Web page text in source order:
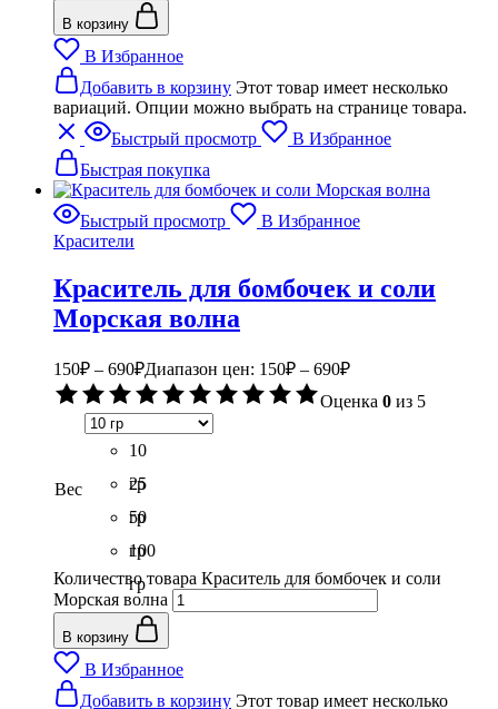
В корзину
В Избранное
Добавить в корзину Этот товар имеет несколько
вариаций. Опции можно выбрать на странице товара.
Быстрый просмотр
В Избранное
Быстрая покупка
Быстрый просмотр
В Избранное
Красители
Краситель для бомбочек и соли
Морская волна
150₽ – 690₽Диапазон цен: 150₽ – 690₽
Оценка 0 из 5
Вес
10
гр
25
гр
50
гр
100
гр
Количество товара Краситель для бомбочек и соли
Морская волна
В корзину
В Избранное
Добавить в корзину Этот товар имеет несколько